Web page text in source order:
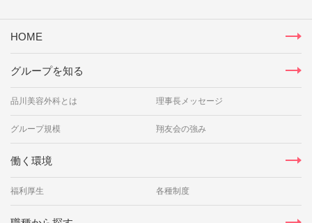
HOME
グループを知る
品川美容外科とは 理事長メッセージ
グループ規模 翔友会の強み
働く環境
福利厚生 各種制度